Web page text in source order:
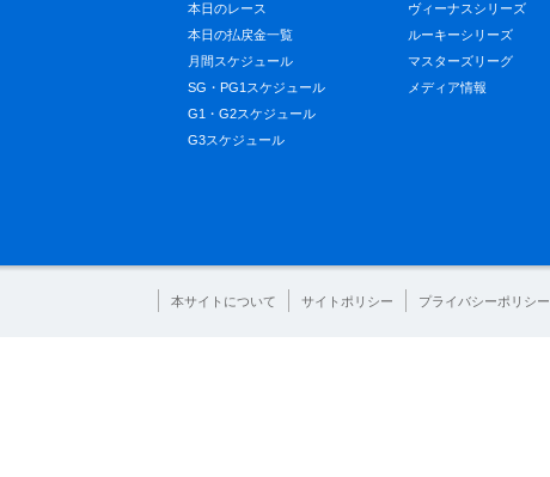
本日のレース
本日の払戻金一覧
月間スケジュール
SG・PG1スケジュール
G1・G2スケジュール
G3スケジュール
ヴィーナスシリーズ
ルーキーシリーズ
マスターズリーグ
メディア情報
本サイトについて サイトポリシー プライバシーポリシー